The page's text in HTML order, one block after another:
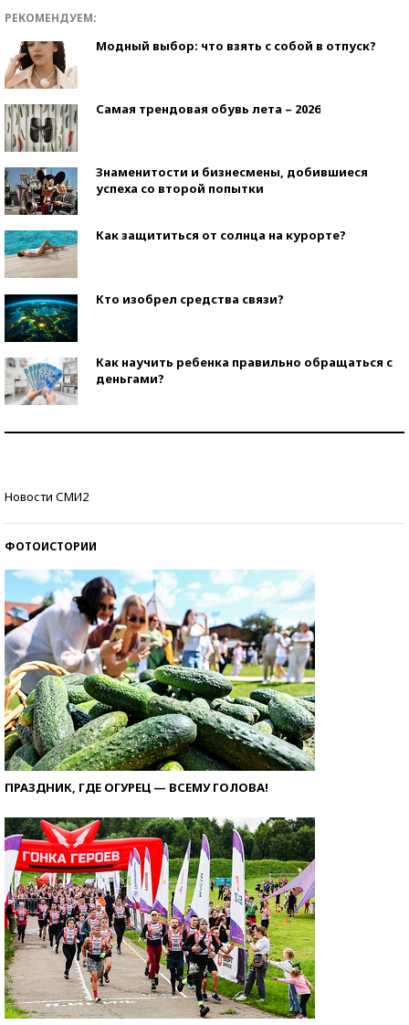
РЕКОМЕНДУЕМ:
Модный выбор: что взять с собой в отпуск?
Самая трендовая обувь лета – 2026
Знаменитости и бизнесмены, добившиеся
успеха со второй попытки
Как защититься от солнца на курорте?
Кто изобрел средства связи?
Как научить ребенка правильно обращаться с
деньгами?
Новости СМИ2
ФОТОИСТОРИИ
ПРАЗДНИК, ГДЕ ОГУРЕЦ — ВСЕМУ ГОЛОВА!